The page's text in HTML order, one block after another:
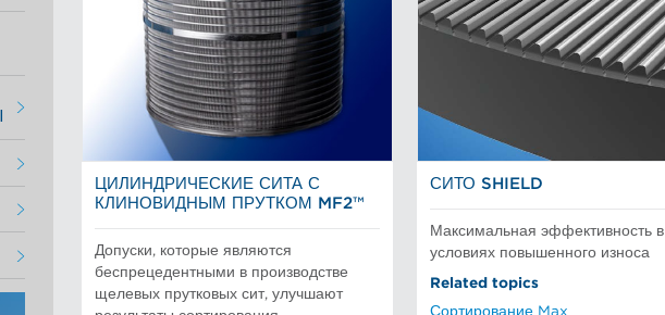
ЦИЛИНДРИЧЕСКИЕ СИТА С
КЛИНОВИДНЫМ ПРУТКОМ MF2™
Допуски, которые являются
беспрецедентными в производстве
щелевых прутковых сит, улучшают
СИТО SHIELD
Максимальная эффективность в
условиях повышенного износа
Related topics
Сортирование Max